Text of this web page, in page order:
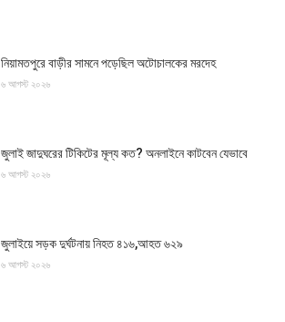
নিয়ামতপুরে বাড়ীর সামনে পড়েছিল অটোচালকের মরদেহ
৬ আগস্ট ২০২৬
জুলাই জাদুঘরের টিকিটের মূল্য কত? অনলাইনে কাটবেন যেভাবে
৬ আগস্ট ২০২৬
জুলাইয়ে সড়ক দুর্ঘটনায় নিহত ৪১৬,আহত ৬২৯
৬ আগস্ট ২০২৬